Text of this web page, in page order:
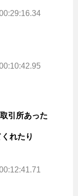
引所あった
れたり